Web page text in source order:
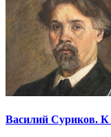
Василий Суриков. К